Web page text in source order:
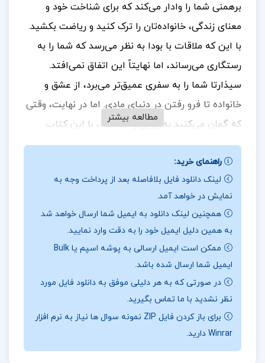
برهمنی شما را وادار می‌کند که برای شناخت خود و
معنای زندگی، خانواده‌تان را ترک کنید و ریاضت بکشید.
با این که ملاقات با بودا به نظر می‌رسد که شما را به
رستگاری می‌رساند، اما نهایتاً این اتفاق نمی‌افتد.
سیذارتا شما را به سفری عمیق‌تر می‌برد، از عشق و
خانواده تا فرو رفتن در دنیای مادی. اما در نهایت، وقتی
که گمان می‌کنید به پوچی رسیده‌اید، با این کتاب
خودتان را می‌یابید و به شناخت عمیق‌تری از وجودتان
می‌رسید. هرمان هسه، نویسنده محبوب اروپایی و برنده
جایزه نوبل، این داستان را به زیبایی به تصویر کشیده
است.جهت خرید فایل های بیشتر
درباره نویسنده کتاب سیذارتا هرمان هسه :پایان رمان
سیذارتا به قلم هرمان هسه، شما را به سفری درونی
می‌برد که در نهایت به کشف و شناخت خود منجر
می‌شود. این کتاب از شما می‌خواهد که همهٔ جنبه‌های
زندگی را تجربه کنید، حتی زمانی که احساس پوچی و
مطالعه بیشتر
راهنمای خرید:
لینک دانلود فایل بلافاصله بعد از پرداخت وجه به
نمایش در خواهد آمد.
همچنین لینک دانلود به ایمیل شما ارسال خواهد شد
به همین دلیل ایمیل خود را به دقت وارد نمایید.
ممکن است ایمیل ارسالی به پوشه اسپم یا Bulk
ایمیل شما ارسال شده باشد.
در صورتی که به هر دلیلی موفق به دانلود فایل مورد
نظر نشدید با ما تماس بگیرید.
برای باز کردن فایل ZIP نمونه سوال ها نیاز به نرم افزار
Winrar دارید.